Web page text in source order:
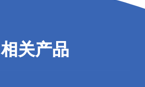
相关产品